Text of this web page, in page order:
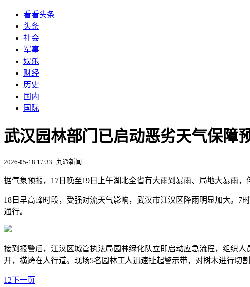
看看头条
头条
社会
军事
娱乐
财经
历史
国内
国际
武汉园林部门已启动恶劣天气保障
2026-05-18 17:33 九派新闻
据气象预报，17日晚至19日上午湖北全省有大雨到暴雨、局地大暴雨，
18日早高峰时段，受强对流天气影响，武汉市江汉区降雨明显加大。7
通行。
接到报警后，江汉区城管执法局园林绿化队立即启动应急流程，组织
开，横跨在人行道。现场5名园林工人迅速扯起警示带，对树木进行切
1 2下一页